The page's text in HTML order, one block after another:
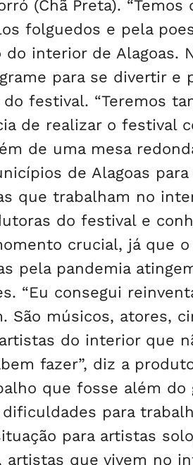
(Chã Preta).
folguedos e pela
do interior de Alagoas.
para se divertir e
festival. “Teremos
de realizar o festival
de uma mesa
de Alagoas
que trabalham no
do festival e
crucial, já que
pela pandemia
“Eu consegui
São músicos, atores,
do interior que
fazer”, diz a
que fosse além do
para
para artistas
que vivem no